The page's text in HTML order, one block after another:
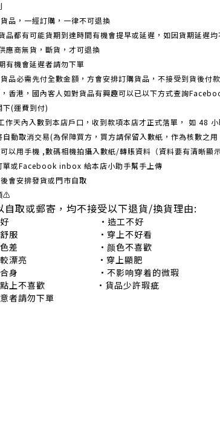
貨品，一經訂購，一律不可退換
品都有可能貨期到達時間有機會提早或延遲，如因貨期延遲均
應商無貨，斷貨，才可退換
有機會延遲者請勿下單
貨品必需先付全數金額，方會安排訂購貨品，不接受到貨後付款
，香港，國內客人如對貨品有興趣可以已以下方式查詢
下(運費到付)
作天內入數到本店戶口，收到款項本店才正式落單， 如 48
自動取消交易(為保障買方，買方請保留入數紙，作為核數之用
可以用手機 ,數碼相機拍攝入數紙/轉賬資料（資料要有清晰顯
單或Facebook inbox 給本店小助手幫手上傳
後會安排發貨或門市自取
⚠
自取或郵寄，均不接受以下退貨/換貨理由:
不好 •造工不好
不舒服 •穿上不好看
有色差 •颜色不喜歡
比較漂亮 •穿上顯肥
不合身 •不影响穿着的微瑕
點上不喜歡 •貨品少許瑕疵
者請勿下單